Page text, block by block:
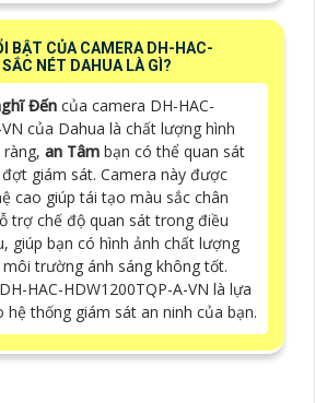
BẬT CỦA CAMERA DH-HAC-
NÉT DAHUA LÀ GÌ?
Đến của camera DH-HAC-
của Dahua là chất lượng hình
an Tâm bạn có thể quan sát
giám sát. Camera này được
cao giúp tái tạo màu sắc chân
trợ chế độ quan sát trong điều
giúp bạn có hình ảnh chất lượng
trường ánh sáng không tốt.
HAC-HDW1200TQP-A-VN là lựa
hệ thống giám sát an ninh của bạn.